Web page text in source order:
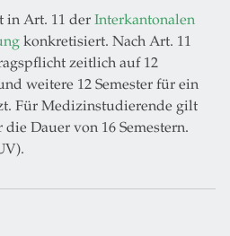
in Art. 11 der Interkantonalen
konkretisiert. Nach Art. 11
zeitlich auf 12
weitere 12 Semester für ein
Für Medizinstudierende gilt
Dauer von 16 Semestern.